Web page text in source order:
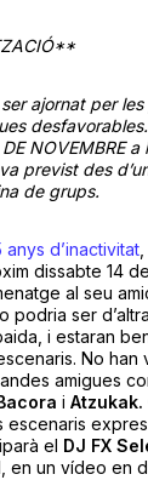
Opinió
Llibres
La Llista
ajornat per
NOVEMBRE
previst des
de grups.
anys d’inactivitat,
dissabte 14
al seu
podria ser
i estaran
No han
amigues
i Atzukak.
escenaris
el DJ FX
en un vídeo en